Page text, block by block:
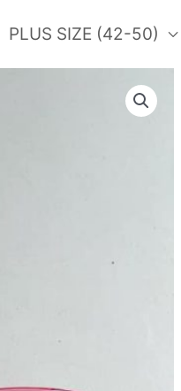
PLUS SIZE (42-50)